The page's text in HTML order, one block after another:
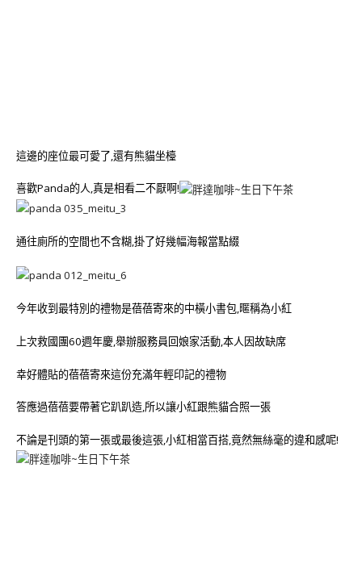
這邊的座位最可愛了,還有熊貓坐檯
喜歡Panda的人,真是相看二不厭啊!
通往廁所的空間也不含糊,掛了好幾幅海報當點綴
今年收到最特別的禮物是蓓蓓寄來的中橫小書包,暱稱為小紅
上次救國團60週年慶,舉辦服務員回娘家活動,本人因故缺席
幸好體貼的蓓蓓寄來這份充滿年輕印記的禮物
答應過蓓蓓要帶著它趴趴造,所以讓小紅跟熊貓合照一張
不論是刊頭的第一張或最後這張,小紅相當百搭,竟然無絲毫的違和感呢!